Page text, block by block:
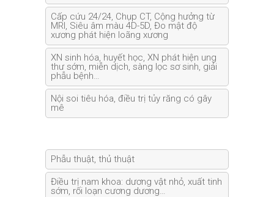
Cấp cứu 24/24, Chụp CT, Cộng hưởng từ
MRI, Siêu âm màu 4D-5D, Đo mật độ
xương phát hiện loãng xương
XN sinh hóa, huyết học, XN phát hiện ung
thư sớm, miễn dịch, sàng lọc sơ sinh, giải
phẫu bệnh…
Nội soi tiêu hóa, điều trị tủy răng có gây
mê
Phẫu thuật, thủ thuật
Điều trị nam khoa: dương vật nhỏ, xuất tinh
sớm, rối loạn cương dương…